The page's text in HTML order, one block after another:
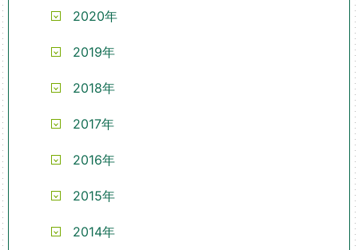
2020年
2019年
2018年
2017年
2016年
2015年
2014年